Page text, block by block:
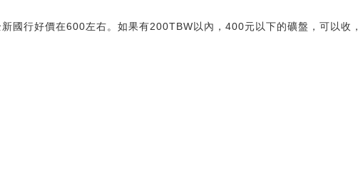
國行好價在600左右。如果有200TBW以內，400元以下的礦盤，可以收，